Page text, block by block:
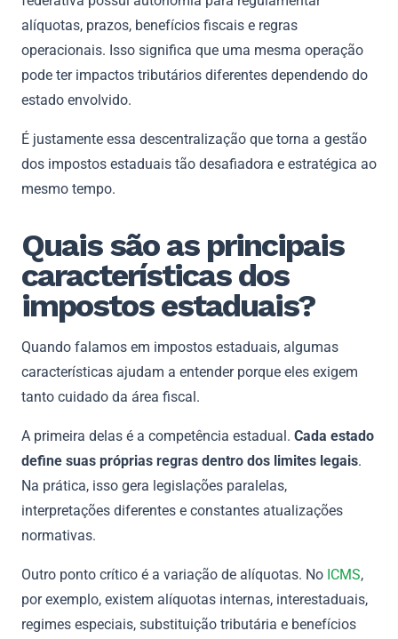
alíquotas, prazos, benefícios fiscais e regras
operacionais. Isso significa que uma mesma operação
pode ter impactos tributários diferentes dependendo do
estado envolvido.
É justamente essa descentralização que torna a gestão
dos impostos estaduais tão desafiadora e estratégica ao
mesmo tempo.
Quais são as principais
características dos
impostos estaduais?
Quando falamos em impostos estaduais, algumas
características ajudam a entender porque eles exigem
tanto cuidado da área fiscal.
A primeira delas é a competência estadual. Cada estado
define suas próprias regras dentro dos limites legais.
Na prática, isso gera legislações paralelas,
interpretações diferentes e constantes atualizações
normativas.
Outro ponto crítico é a variação de alíquotas. No ICMS,
por exemplo, existem alíquotas internas, interestaduais,
regimes especiais, substituição tributária e benefícios